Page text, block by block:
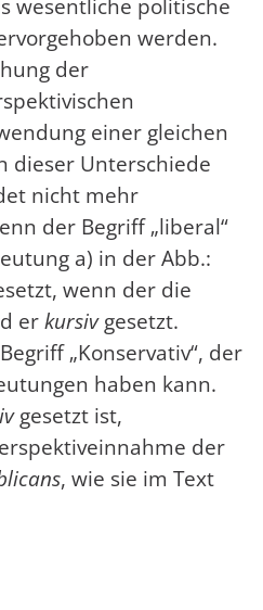
wesentliche politische
werden.
der
einer gleichen
dieser Unterschiede
nicht mehr
der Begriff „liberal“
a) in der Abb.:
wenn der die
erkursivgesetzt.
„Konservativ“, der
haben kann.
gesetzt ist,
der
, wie sie im Text